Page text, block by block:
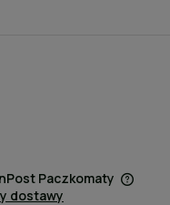
Paczkomaty
ewentualnych kosztów
dostawy